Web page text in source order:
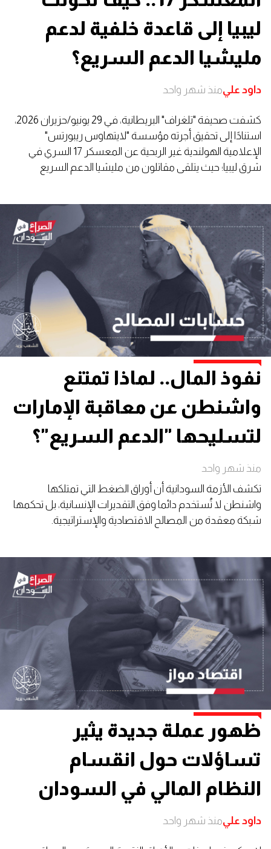
ليبيا إلى قاعدة خلفية لدعم
مليشيا الدعم السريع؟
داود عليمنذ شهر واحد
كشفت صحيفة "تلغراف" البريطانية، في 29 يونيو/حزيران 2026،
استنادًا إلى تحقيق أجرته مؤسسة "لايتهاوس ريبورتس"
الإعلامية الهولندية غير الربحية عن المعسكر 17 السري في
شرق ليبيا؛ حيث يتلقى مقاتلون من مليشيا الدعم السريع
نفوذ المال.. لماذا تمتنع
واشنطن عن معاقبة الإمارات
لتسليحها "الدعم السريع"؟
منذ شهر واحد
تكشف الأزمة السودانية أن أوراق الضغط التي تمتلكها
واشنطن لا تُستخدم دائما وفق التقديرات الإنسانية، بل تحكمها
شبكة معقدة من المصالح الاقتصادية والإستراتيجية.
ظهور عملة جديدة يثير
تساؤلات حول انقسام
النظام المالي في السودان
داود عليمنذ شهر واحد